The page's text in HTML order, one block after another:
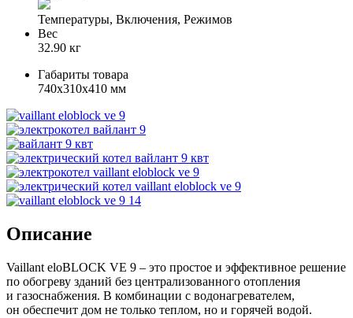
Температуры, Включения, Режимов
Вес
32.90 кг
Габариты товара
740x310x410 мм
Описание
Vaillant eloBLOCK VE 9 – это простое и эффективное решение
по обогреву зданий без централизованного отопления
и газоснабжения. В комбинации с водонагревателем,
он обеспечит дом не только теплом, но и горячей водой.